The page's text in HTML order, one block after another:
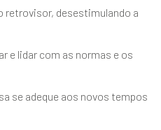
retrovisor, desestimulando a
e lidar com as normas e os
se adeque aos novos tempos